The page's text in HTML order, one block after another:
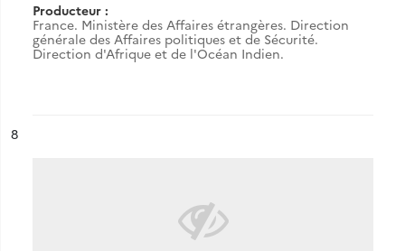
Producteur :
France. Ministère des Affaires étrangères. Direction
générale des Affaires politiques et de Sécurité.
Direction d'Afrique et de l'Océan Indien.
n°
8